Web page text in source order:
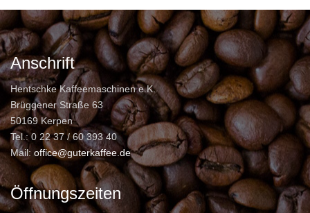
Anschrift
Hentschke Kaffeemaschinen e.K.
Brüggener Straße 63
50169 Kerpen
Tel.: 0 22 37 / 60 393 40
Mail: office@guterkaffee.de
Öffnungszeiten